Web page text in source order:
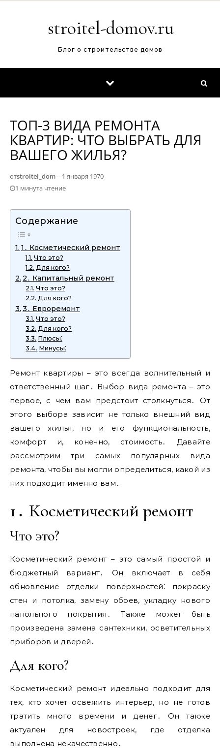
stroitel-domov.ru
Блог о строительстве домов
ТОП-3 ВИДА РЕМОНТА
КВАРТИР: ЧТО ВЫБРАТЬ ДЛЯ
ВАШЕГО ЖИЛЬЯ?
отstroitel_dom—1 января 1970
1 минута чтение
Содержание
1․ Косметический ремонт
Что это?
Для кого?
2․ Капитальный ремонт
Что это?
Для кого?
3․ Евроремонт
Что это?
Для кого?
Плюсы⁚
Минусы⁚
Ремонт квартиры – это всегда волнительный и
ответственный шаг․ Выбор вида ремонта – это
первое, с чем вам предстоит столкнуться․ От
этого выбора зависит не только внешний вид
вашего жилья, но и его функциональность,
комфорт и, конечно, стоимость․ Давайте
рассмотрим три самых популярных вида
ремонта, чтобы вы могли определиться, какой из
них подходит именно вам․
1․ Косметический ремонт
Что это?
Косметический ремонт – это самый простой и
бюджетный вариант․ Он включает в себя
обновление отделки поверхностей⁚ покраску
стен и потолка, замену обоев, укладку нового
напольного покрытия․ Также может быть
произведена замена сантехники, осветительных
приборов и дверей․
Для кого?
Косметический ремонт идеально подходит для
тех, кто хочет освежить интерьер, но не готов
тратить много времени и денег․ Он также
актуален для новостроек, где отделка
выполнена некачественно․